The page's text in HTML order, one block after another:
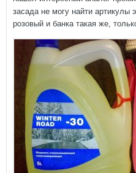
засада не могу найти артикулы
розовый и банка такая же,